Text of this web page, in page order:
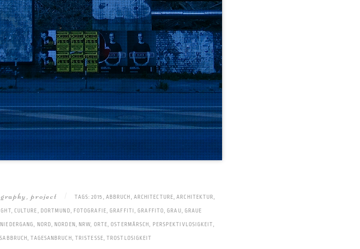
,project TAGS:2015, ABBRUCH , ARCHITECTURE,ARCHITEKTUR,
, CULTURE, DORTMUND, FOTOGRAFIE,GRAFFITI ,GRAFFITO,GRAU, GRAUE
NIEDERGANG, NORD, NORDEN, NRW, ORTE,OSTERMÄRSCH, PERSPEKTIVLOSIGKEIT,
,TAGESANBRUCH, TRISTESSE,TROSTLOSIGKEIT